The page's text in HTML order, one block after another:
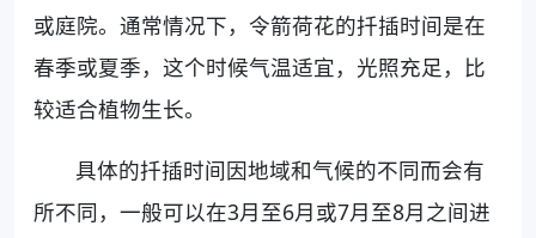
或庭院。通常情况下，令箭荷花的扦插时间是在
春季或夏季，这个时候气温适宜，光照充足，比
较适合植物生长。
具体的扦插时间因地域和气候的不同而会有
所不同，一般可以在3月至6月或7月至8月之间进